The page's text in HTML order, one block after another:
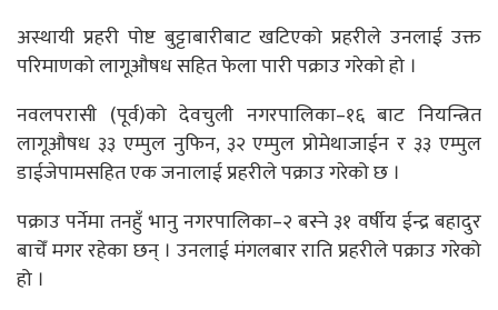
अस्थायी प्रहरी पोष्ट बुट्टाबारीबाट खटिएको प्रहरीले उनलाई उक्त
परिमाणको लागूऔषध सहित फेला पारी पक्राउ गरेको हो ।
नवलपरासी (पूर्व)को देवचुली नगरपालिका–१६ बाट नियन्त्रित
लागूऔषध ३३ एम्पुल नुफिन, ३२ एम्पुल प्रोमेथाजाईन र ३३ एम्पुल
डाईजेपामसहित एक जनालाई प्रहरीले पक्राउ गरेको छ ।
पक्राउ पर्नेमा तनहुँ भानु नगरपालिका–२ बस्ने ३१ वर्षीय ईन्द्र बहादुर
बाचेँ मगर रहेका छन् । उनलाई मंगलबार राति प्रहरीले पक्राउ गरेको
हो ।